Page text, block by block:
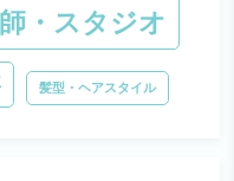
・スタジオ
髪型・ヘアスタイル